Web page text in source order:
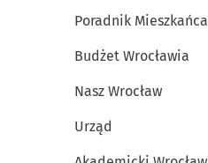
Poradnik Mieszkańca
Budżet Wrocławia
Nasz Wrocław
Urząd